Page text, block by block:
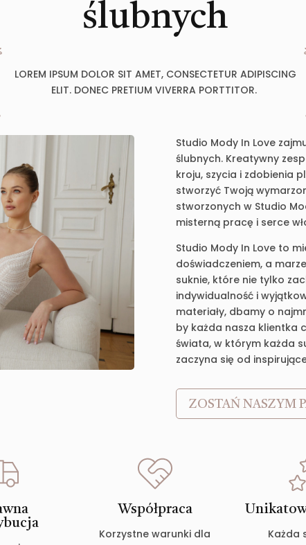
ślubnych
LOREM IPSUM DOLOR SIT AMET, CONSECTETUR ADIPISCING
ELIT. DONEC PRETIUM VIVERRA PORTTITOR.
Studio Mody In Love
ślubnych. Kreatywny
kroju, szycia i zdobienia
stworzyć Twoją
stworzonych w Studio
misterną pracę i serce
Studio Mody In Love to
doświadczeniem, a
suknie, które nie tylko
indywidualność i
materiały, dbamy o
by każda nasza klientka
świata, w którym każda
zaczyna się od
ZOSTAŃ NASZYM
Współpraca
Korzystne warunki dla
Każda